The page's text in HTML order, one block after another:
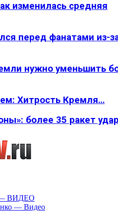
изменилась средняя
перед фанатами из-
нужно уменьшить
Хитрость Кремля…
более 35 ракет
— ВИДЕО
— Видео